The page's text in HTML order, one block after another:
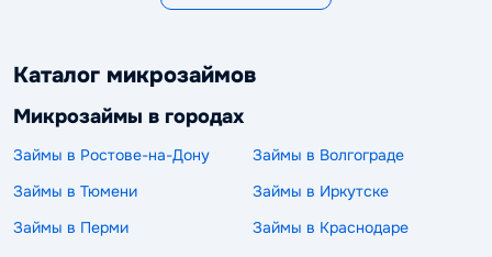
Каталог микрозаймов
Микрозаймы в городах
Займы в Ростове-на-Дону
Займы в Волгограде
Займы в Тюмени
Займы в Иркутске
Займы в Перми
Займы в Краснодаре